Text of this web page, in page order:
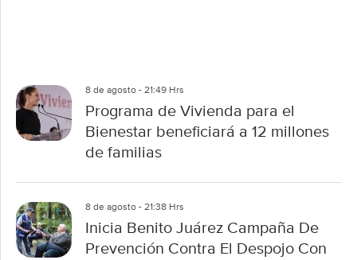
8 de agosto - 21:49 Hrs
Programa de Vivienda para el
Bienestar beneficiará a 12 millones
de familias
8 de agosto - 21:38 Hrs
Inicia Benito Juárez Campaña De
Prevención Contra El Despojo Con